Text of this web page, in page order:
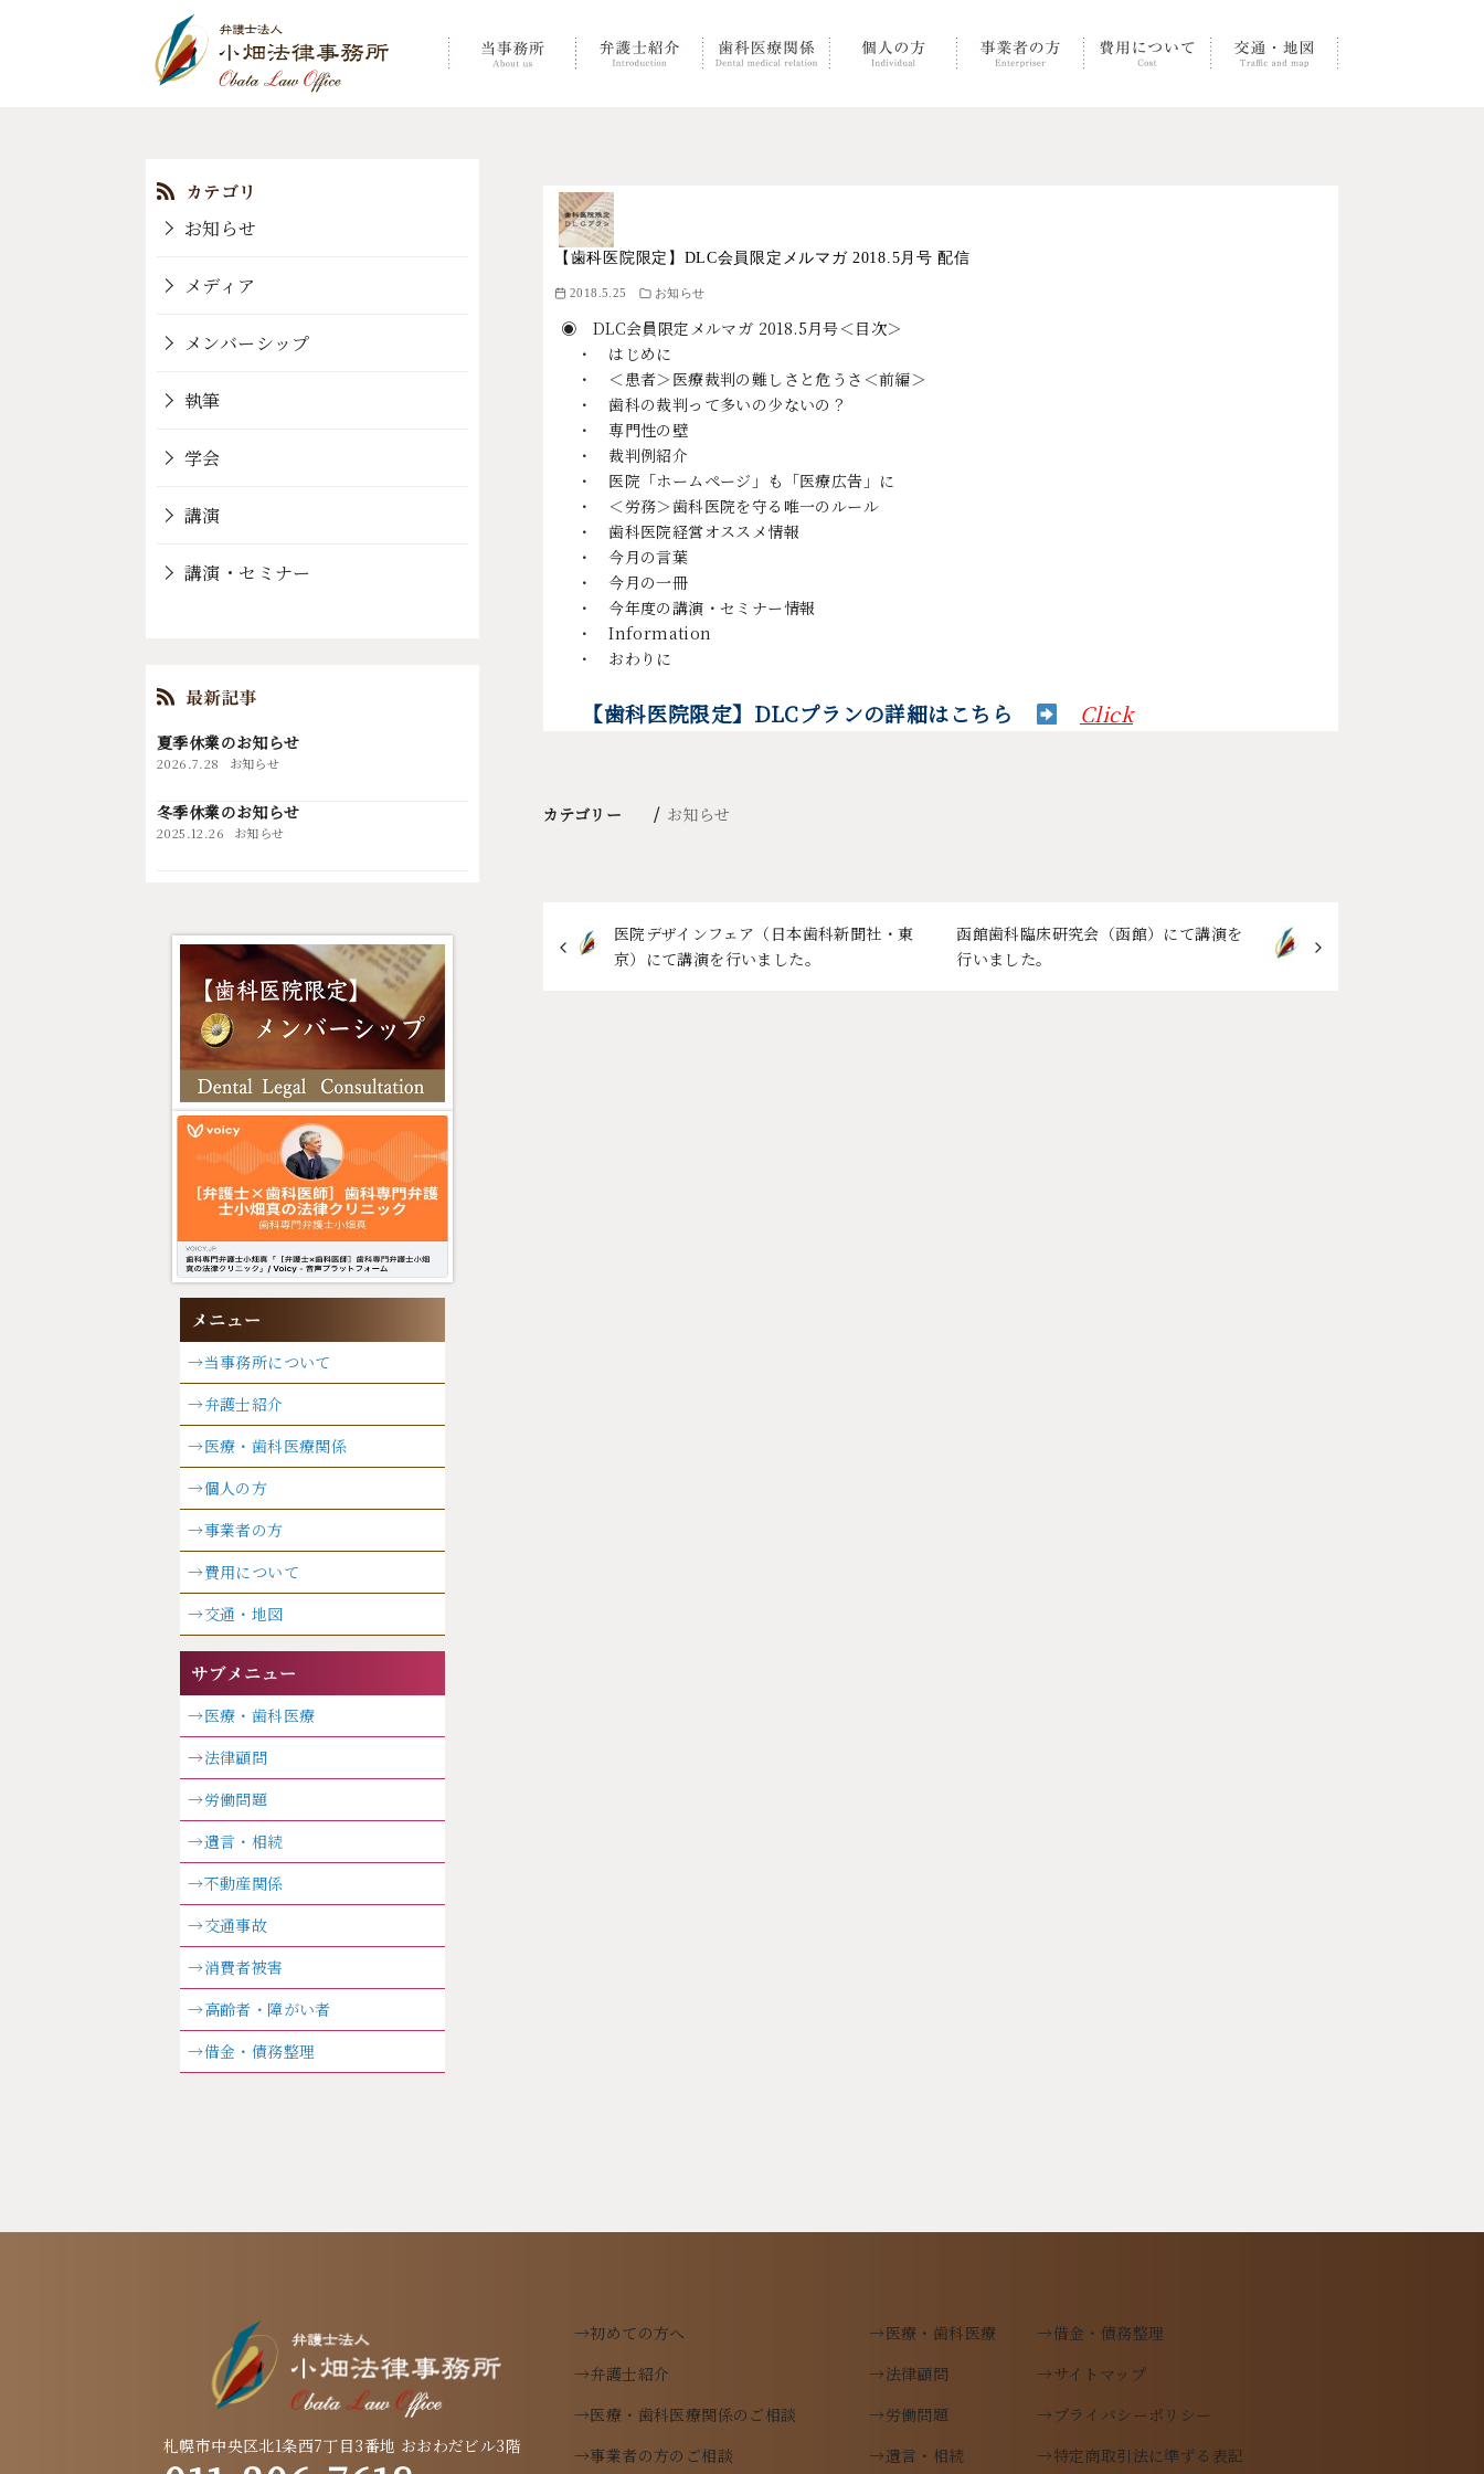
【歯科医院限定】DLC会員限定メルマガ 2018.5月号 配信
2018.5.25 お知らせ
◉ DLC会員限定メルマガ 2018.5月号＜目次＞
・ はじめに
・ ＜患者＞医療裁判の難しさと危うさ＜前編＞
・ 歯科の裁判って多いの少ないの？
・ 専門性の壁
・ 裁判例紹介
・ 医院「ホームページ」も「医療広告」に
・ ＜労務＞歯科医院を守る唯一のルール
・ 歯科医院経営オススメ情報
・ 今月の言葉
・ 今月の一冊
・ 今年度の講演・セミナー情報
・ Information
・ おわりに
【歯科医院限定】DLCプランの詳細はこちら Click
カテゴリー お知らせ
医院デザインフェア（日本歯科新聞社・東
京）にて講演を行いました。
函館歯科臨床研究会（函館）にて講演を
行いました。
お知らせ
メディア
メンバーシップ
執筆
学会
講演
講演・セミナー
2026.7.28 お知らせ
夏季休業のお知らせ
2025.12.26 お知らせ
冬季休業のお知らせ
→当事務所について
→弁護士紹介
→医療・歯科医療関係
→個人の方
→事業者の方
→費用について
→交通・地図
→医療・歯科医療
→法律顧問
→労働問題
→遺言・相続
→不動産関係
→交通事故
→消費者被害
→高齢者・障がい者
→借金・債務整理
→初めての方へ
→弁護士紹介
→医療・歯科医療関係のご相談
→事業者の方のご相談
→医療・歯科医療
→法律顧問
→労働問題
→遺言・相続
→借金・債務整理
→サイトマップ
→プライバシーポリシー
→特定商取引法に準ずる表記